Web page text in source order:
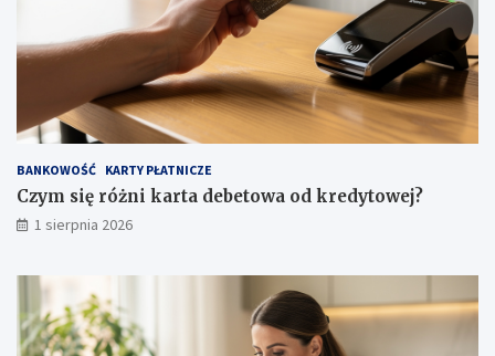
BANKOWOŚĆ KARTY PŁATNICZE
Czym się różni karta debetowa od kredytowej?
1 sierpnia 2026